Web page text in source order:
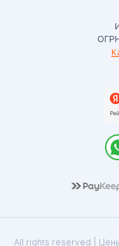
All rights reserved |